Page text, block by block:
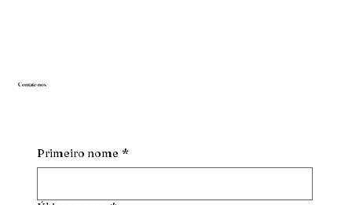
Contate-nos
Primeiro nome *